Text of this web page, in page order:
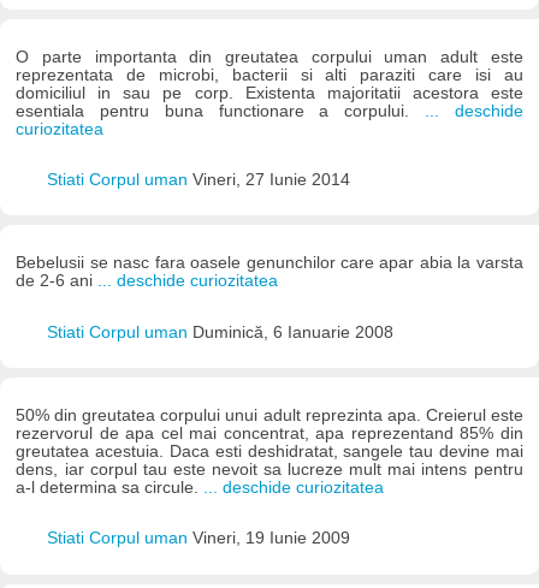
O parte importanta din greutatea corpului uman adult este
reprezentata de microbi, bacterii si alti paraziti care isi au
domiciliul in sau pe corp. Existenta majoritatii acestora este
esentiala pentru buna functionare a corpului.
... deschide
curiozitatea
Stiati Corpul uman Vineri, 27 Iunie 2014
Bebelusii se nasc fara oasele genunchilor care apar abia la varsta
de 2-6 ani ... deschide curiozitatea
Stiati Corpul uman Duminică, 6 Ianuarie 2008
50% din greutatea corpului unui adult reprezinta apa. Creierul este
rezervorul de apa cel mai concentrat, apa reprezentand 85% din
greutatea acestuia. Daca esti deshidratat, sangele tau devine mai
dens, iar corpul tau este nevoit sa lucreze mult mai intens pentru
a-l determina sa circule. ... deschide curiozitatea
Stiati Corpul uman Vineri, 19 Iunie 2009